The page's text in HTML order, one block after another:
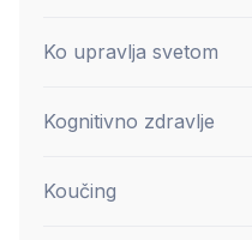
Ko upravlja svetom
Kognitivno zdravlje
Koučing